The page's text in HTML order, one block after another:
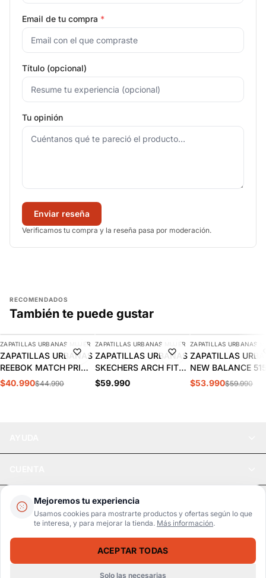
Mejoremos tu experiencia
Usamos cookies para mostrarte productos y ofertas según lo que
te interesa, y para mejorar la tienda. Más información.
ACEPTAR TODAS
Solo las necesarias
Email de tu compra *
Título (opcional)
Tu opinión
Enviar reseña
Verificamos tu compra y la reseña pasa por moderación.
RECOMENDADOS
También te puede gustar
-9%
AGREGAR
ZAPATILLAS URBANAS MUJER
ZAPATILLAS URBANAS
REEBOK MATCH PRIME
V2 MUJER | 100261905
$40.990$44.990
AGREGAR
ZAPATILLAS URBANAS MUJER
ZAPATILLAS URBANAS
SKECHERS ARCH FIT
2.0 MUJER | 150051-
$59.990
-10%
ZAPATILLAS URBANAS
ZAPATILLAS
NEW BALANCE 515
MUJER |
$53.990$59.990
ZAPATILLAS URBANAS MICHAEL KORS OLYMPIA MUJER | 100895
LEGAL
Pago seguro SSL / Datos protegidos
Realsport © 2026
WebPay MercadoPago Tarjetas